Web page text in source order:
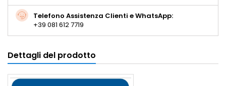
Telefono Assistenza Clienti e WhatsApp:
+39 081 612 7719
Dettagli del prodotto